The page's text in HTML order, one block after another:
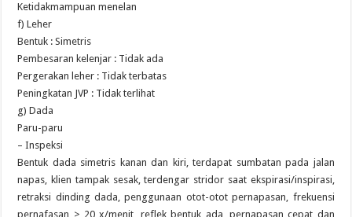
Ketidakmampuan menelan
f) Leher
Bentuk : Simetris
Pembesaran kelenjar : Tidak ada
Pergerakan leher : Tidak terbatas
Peningkatan JVP : Tidak terlihat
g) Dada
Paru-paru
– Inspeksi
Bentuk dada simetris kanan dan kiri, terdapat sumbatan pada jalan
napas, klien tampak sesak, terdengar stridor saat ekspirasi/inspirasi,
retraksi dinding dada, penggunaan otot-otot pernapasan, frekuensi
pernafasan > 20 x/menit, reflek bentuk ada, pernapasan cepat dan